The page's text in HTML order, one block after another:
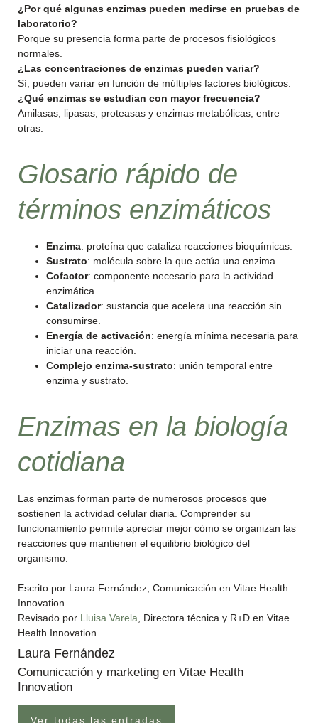
¿Por qué algunas enzimas pueden medirse en pruebas de
laboratorio?
Porque su presencia forma parte de procesos fisiológicos
normales.
¿Las concentraciones de enzimas pueden variar?
Sí, pueden variar en función de múltiples factores biológicos.
¿Qué enzimas se estudian con mayor frecuencia?
Amilasas, lipasas, proteasas y enzimas metabólicas, entre
otras.
Glosario rápido de
términos enzimáticos
Enzima: proteína que cataliza reacciones bioquímicas.
Sustrato: molécula sobre la que actúa una enzima.
Cofactor: componente necesario para la actividad
enzimática.
Catalizador: sustancia que acelera una reacción sin
consumirse.
Energía de activación: energía mínima necesaria para
iniciar una reacción.
Complejo enzima-sustrato: unión temporal entre
enzima y sustrato.
Enzimas en la biología
cotidiana
Las enzimas forman parte de numerosos procesos que
sostienen la actividad celular diaria. Comprender su
funcionamiento permite apreciar mejor cómo se organizan las
reacciones que mantienen el equilibrio biológico del
organismo.
Escrito por Laura Fernández, Comunicación en Vitae Health
Innovation
Revisado por Lluisa Varela , Directora técnica y R+D en Vitae
Health Innovation
Laura Fernández
Comunicación y marketing en Vitae Health
Innovation
Ver todas las entradas